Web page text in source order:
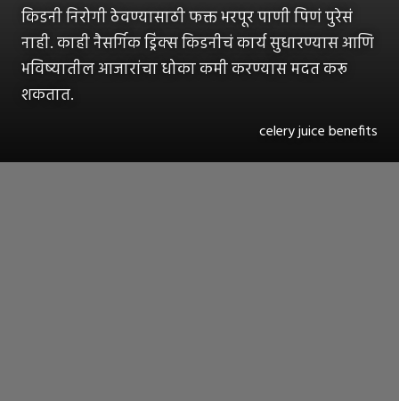
किडनी निरोगी ठेवण्यासाठी फक्त भरपूर पाणी पिणं पुरेसं
नाही. काही नैसर्गिक ड्रिंक्स किडनीचं कार्य सुधारण्यास आणि
भविष्यातील आजारांचा धोका कमी करण्यास मदत करू
शकतात.
celery juice benefits